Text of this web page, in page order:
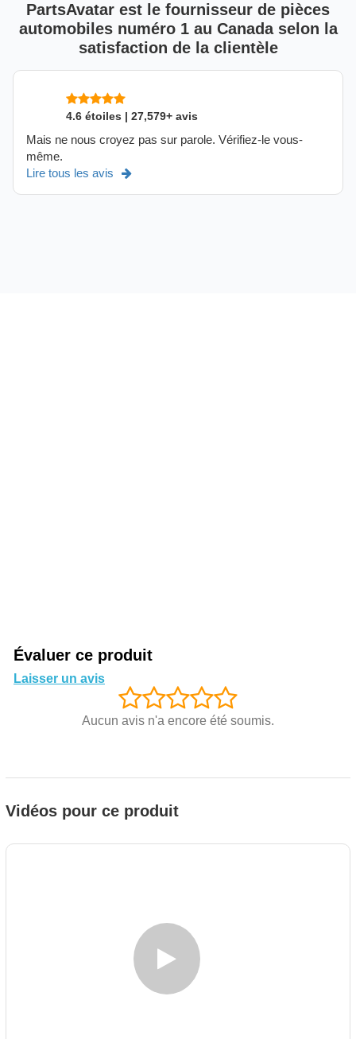
PartsAvatar est le fournisseur de pièces
automobiles numéro 1 au Canada selon la
satisfaction de la clientèle
4.6 étoiles | 27,579+ avis
Mais ne nous croyez pas sur parole. Vérifiez-le vous-
même.
Lire tous les avis
Évaluer ce produit
Laisser un avis
Aucun avis n'a encore été soumis.
Vidéos pour ce produit